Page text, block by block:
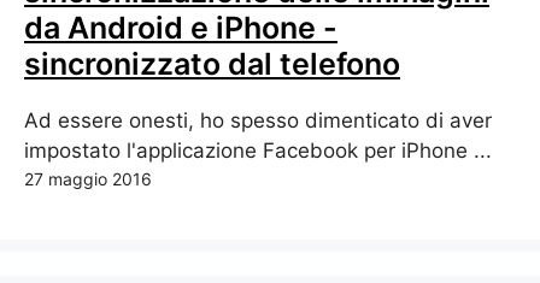
da Android e iPhone -
sincronizzato dal telefono
Ad essere onesti, ho spesso dimenticato di aver
impostato l'applicazione Facebook per iPhone ...
27 maggio 2016